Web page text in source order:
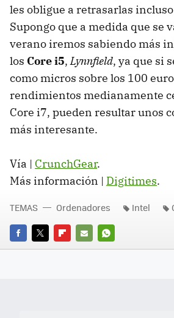
les obligue a retrasarlas incluso
Supongo que a medida que se
verano iremos sabiendo más
los Core i5,Lynnfield, ya que si
como micros sobre los 100
rendimientos medianamente
Core i7, pueden resultar unos
más interesante.
Vía | CrunchGear.
Más información | Digitimes.
FACEBOOK
TWITTERFLIPBOARD
E-
WHATSAPP
TEMAS Ordenadores Intel